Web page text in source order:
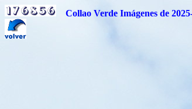
Collao Verde Imágenes de